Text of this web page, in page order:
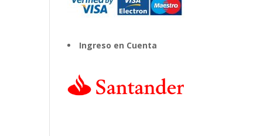
Ingreso en Cuenta